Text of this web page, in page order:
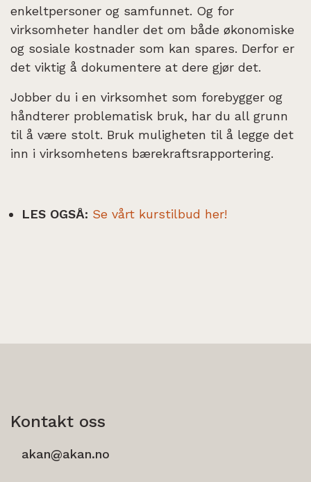
enkeltpersoner og samfunnet. Og for
virksomheter handler det om både økonomiske
og sosiale kostnader som kan spares. Derfor er
det viktig å dokumentere at dere gjør det.
Jobber du i en virksomhet som forebygger og
håndterer problematisk bruk, har du all grunn
til å være stolt. Bruk muligheten til å legge det
inn i virksomhetens bærekraftsrapportering.
LES OGSÅ: Se vårt kurstilbud her!
Kontakt oss
akan@akan.no